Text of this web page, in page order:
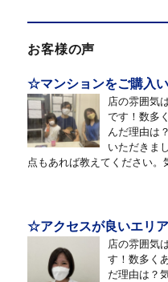
お客様の声
☆マンションをご購入
店の雰囲気
です！数多
んだ理由は
いただきま
点もあれば教えてください
☆アクセスが良いエリ
店の雰囲気
す！数多く
だ理由は？